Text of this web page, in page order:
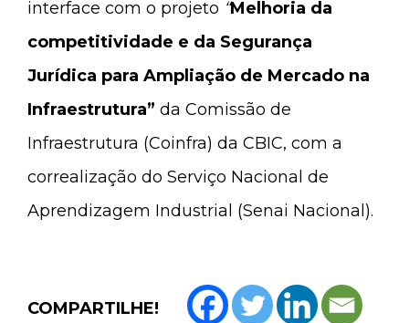
interface com o projeto “Melhoria da
competitividade e da Segurança
Jurídica para Ampliação de Mercado na
Infraestrutura” da Comissão de
Infraestrutura (Coinfra) da CBIC, com a
correalização do Serviço Nacional de
Aprendizagem Industrial (Senai Nacional).
COMPARTILHE!